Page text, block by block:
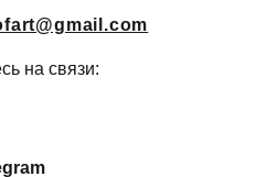
на связи: